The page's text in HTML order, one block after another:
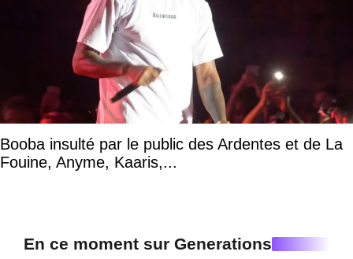
Booba insulté par le public des Ardentes et de La
Fouine, Anyme, Kaaris,...
En ce moment sur Generations